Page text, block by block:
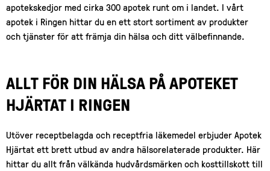
apotekskedjor med cirka 300 apotek runt om i landet. I vårt
apotek i Ringen hittar du en ett stort sortiment av produkter
och tjänster för att främja din hälsa och ditt välbefinnande.
ALLT FÖR DIN HÄLSA PÅ APOTEKET
HJÄRTAT I RINGEN
Utöver receptbelagda och receptfria läkemedel erbjuder Apotek
Hjärtat ett brett utbud av andra hälsorelaterade produkter. Här
hittar du allt från välkända hudvårdsmärken och kosttillskott till